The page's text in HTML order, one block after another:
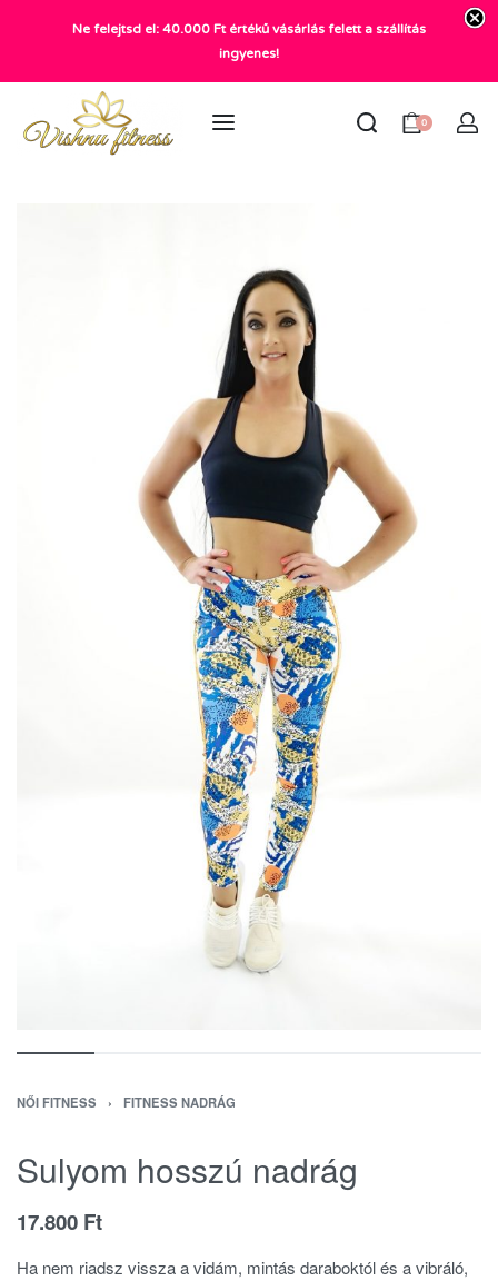
+36 20 372 2969
info@vishnu.hu
0
NŐI FITNESS › FITNESS NADRÁG
Sulyom hosszú nadrág
17.800 Ft
Ha nem riadsz vissza a vidám, mintás daraboktól és a vibráló,
Ne felejtsd el: 40.000 Ft értékű vásárlás felett a szállítás
ingyenes!